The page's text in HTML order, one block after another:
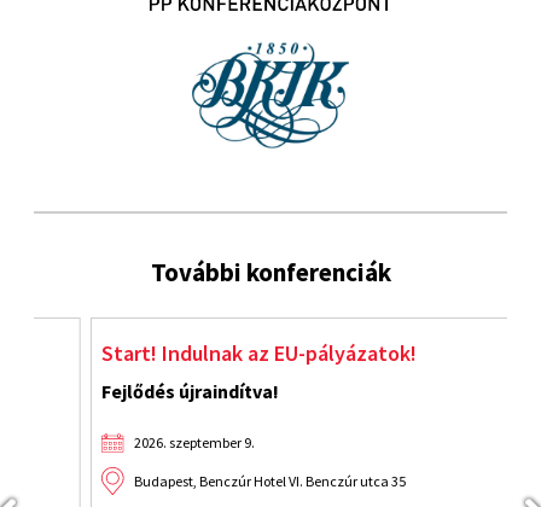
További konferenciák
Start! Indulnak az EU-pályázatok!
Fejlődés újraindítva!
2026. szeptember 9.
Budapest, Benczúr Hotel VI. Benczúr utca 35